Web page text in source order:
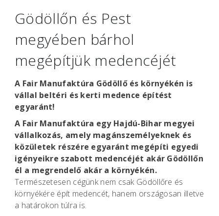
Gödöllőn és Pest
megyében bárhol
megépítjük medencéjét
A Fair Manufaktúra Gödöllő és környékén is
vállal beltéri és kerti medence építést
egyaránt!
A Fair Manufaktúra egy Hajdú-Bihar megyei
vállalkozás, amely magánszemélyeknek és
közületek részére egyaránt megépíti egyedi
igényeikre szabott medencéjét akár Gödöllőn
él a megrendelő akár a környékén.
Természetesen cégünk nem csak Gödöllőre és
környékére épít medencét, hanem országosan illetve
a határokon túlra is.